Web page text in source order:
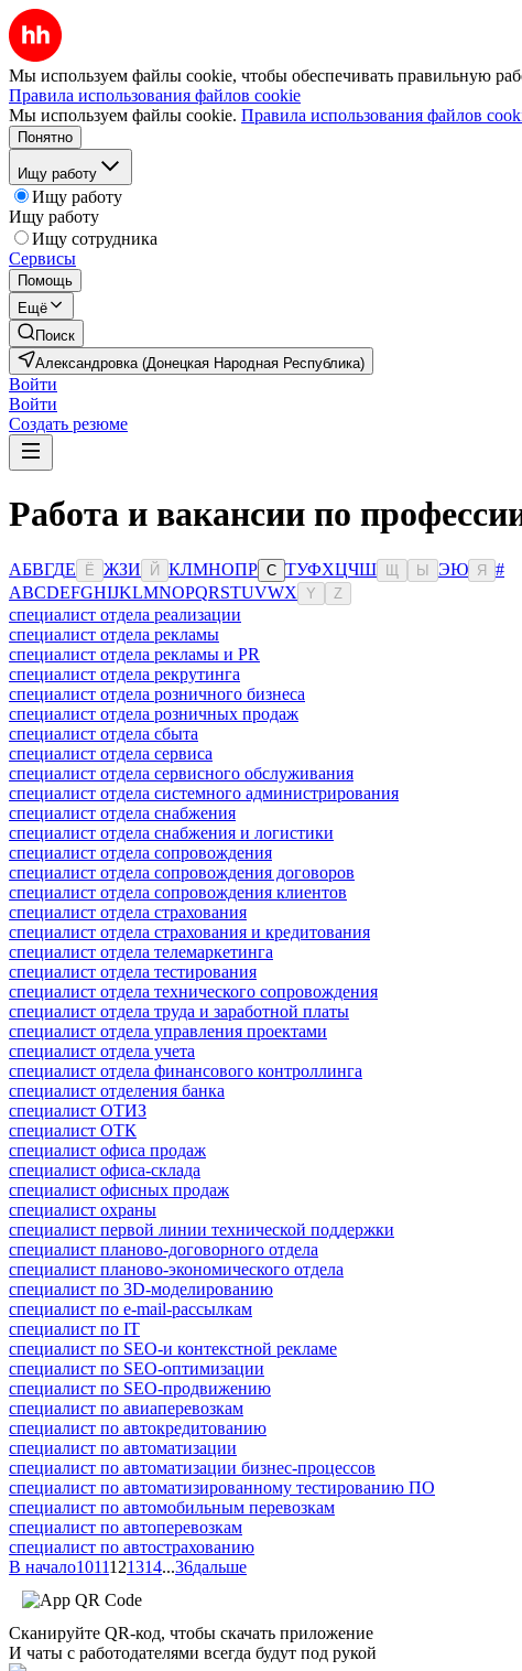
Мы используем файлы cookie, чтобы обеспечивать правильную
Правила использования файлов cookie
Мы используем файлы cookie. Правила использования файлов
Понятно
Ищу работу
Ищу работу
Ищу работу
Ищу сотрудника
Сервисы
Помощь
Ещё
Поиск
Александровка (Донецкая Народная Республика)
Войти
Войти
Создать резюме
Работа и вакансии по
АБВГДЕ Ё ЖЗИ Й КЛМНОПР С ТУФХЦЧШ Ы ЭЮ Я
#
ABCDEFGHIJKLMNOPQRSTUVWX Y Z
специалист отдела реализации
специалист отдела рекламы
специалист отдела рекламы и PR
специалист отдела рекрутинга
специалист отдела розничного бизнеса
специалист отдела розничных продаж
специалист отдела сбыта
специалист отдела сервиса
специалист отдела сервисного обслуживания
специалист отдела системного администрирования
специалист отдела снабжения
специалист отдела снабжения и логистики
специалист отдела сопровождения
специалист отдела сопровождения договоров
специалист отдела сопровождения клиентов
специалист отдела страхования
специалист отдела страхования и кредитования
специалист отдела телемаркетинга
специалист отдела тестирования
специалист отдела технического сопровождения
специалист отдела труда и заработной платы
специалист отдела управления проектами
специалист отдела учета
специалист отдела финансового контроллинга
специалист отделения банка
специалист ОТИЗ
специалист ОТК
специалист офиса продаж
специалист офиса-склада
специалист офисных продаж
специалист охраны
специалист первой линии технической поддержки
специалист планово-договорного отдела
специалист планово-экономического отдела
специалист по 3D-моделированию
специалист по e-mail-рассылкам
специалист по IT
специалист по SEO-и контекстной рекламе
специалист по SEO-оптимизации
специалист по SEO-продвижению
специалист по авиаперевозкам
специалист по автокредитованию
специалист по автоматизации
специалист по автоматизации бизнес-процессов
специалист по автоматизированному тестированию ПО
специалист по автомобильным перевозкам
специалист по автоперевозкам
специалист по автострахованию
В начало1011121314...36дальше
Сканируйте QR-код, чтобы скачать приложение
И чаты с работодателями всегда будут под рукой